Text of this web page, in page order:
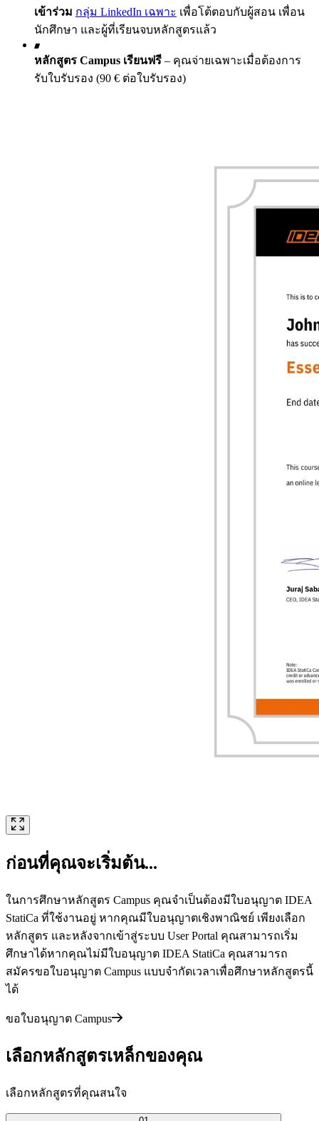
เข้าร่วม กลุ่ม LinkedIn เฉพาะ เพื่อโต้ตอบกับผู้สอน เพื่อน
นักศึกษา และผู้ที่เรียนจบหลักสูตรแล้ว
หลักสูตร Campus เรียนฟรี – คุณจ่ายเฉพาะเมื่อต้องการ
รับใบรับรอง (90 € ต่อใบรับรอง)
ก่อนที่คุณจะเริ่มต้น...
ในการศึกษาหลักสูตร Campus คุณจำเป็นต้องมีใบอนุญาต IDEA
StatiCa ที่ใช้งานอยู่ หากคุณมีใบอนุญาตเชิงพาณิชย์ เพียงเลือก
หลักสูตร และหลังจากเข้าสู่ระบบ User Portal คุณสามารถเริ่ม
ศึกษาได้หากคุณไม่มีใบอนุญาต IDEA StatiCa คุณสามารถ
สมัครขอใบอนุญาต Campus แบบจำกัดเวลาเพื่อศึกษาหลักสูตรนี้
ได้
ขอใบอนุญาต Campus
เลือกหลักสูตรเหล็กของคุณ
เลือกหลักสูตรที่คุณสนใจ